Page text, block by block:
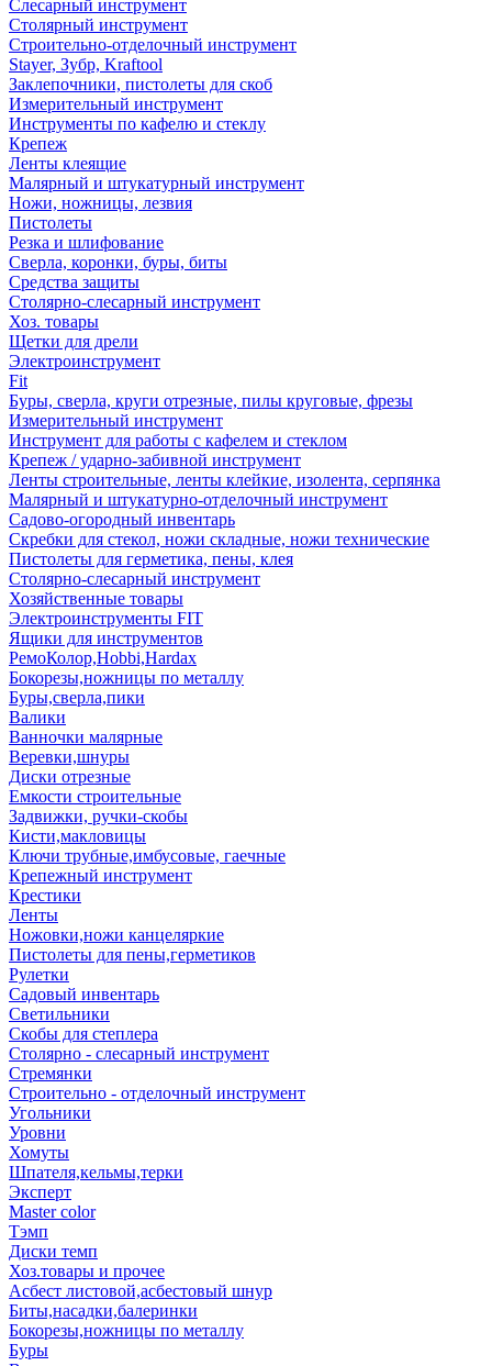
Слесарный инструмент
Столярный инструмент
Строительно-отделочный инструмент
Stayer, Зубр, Kraftool
Заклепочники, пистолеты для скоб
Измерительный инструмент
Инструменты по кафелю и стеклу
Крепеж
Ленты клеящие
Малярный и штукатурный инструмент
Ножи, ножницы, лезвия
Пистолеты
Резка и шлифование
Сверла, коронки, буры, биты
Средства защиты
Столярно-слесарный инструмент
Хоз. товары
Щетки для дрели
Электроинструмент
Fit
Буры, сверла, круги отрезные, пилы круговые, фрезы
Измерительный инструмент
Инструмент для работы с кафелем и стеклом
Крепеж / ударно-забивной инструмент
Ленты строительные, ленты клейкие, изолента, серпянка
Малярный и штукатурно-отделочный инструмент
Садово-огородный инвентарь
Скребки для стекол, ножи складные, ножи технические
Пистолеты для герметика, пены, клея
Столярно-слесарный инструмент
Хозяйственные товары
Электроинструменты FIT
Ящики для инструментов
РемоКолор,Hobbi,Hardax
Бокорезы,ножницы по металлу
Буры,сверла,пики
Валики
Ванночки малярные
Веревки,шнуры
Диски отрезные
Емкости строительные
Задвижки, ручки-скобы
Кисти,макловицы
Ключи трубные,имбусовые, гаечные
Крепежный инструмент
Крестики
Ленты
Ножовки,ножи канцеляркие
Пистолеты для пены,герметиков
Рулетки
Садовый инвентарь
Светильники
Скобы для степлера
Столярно - слесарный инструмент
Стремянки
Строительно - отделочный инструмент
Угольники
Уровни
Хомуты
Шпателя,кельмы,терки
Эксперт
Master color
Тэмп
Диски темп
Хоз.товары и прочее
Асбест листовой,асбестовый шнур
Биты,насадки,балеринки
Бокорезы,ножницы по металлу
Буры